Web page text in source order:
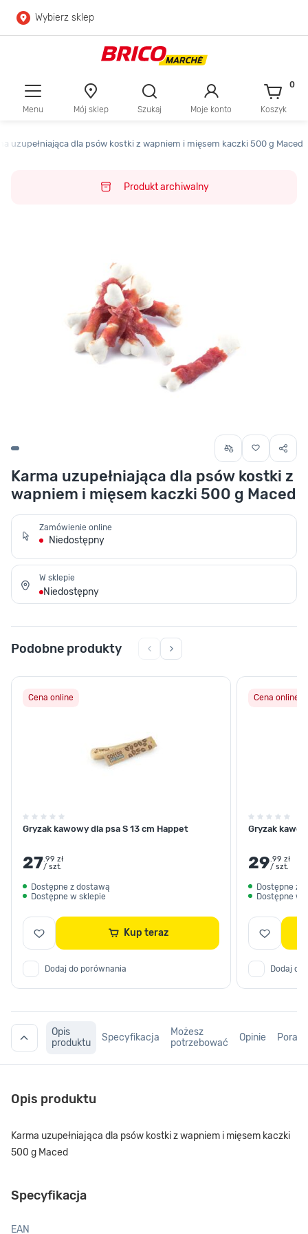
Przejdź do głównej zawartości
Wybierz sklep
Menu Mój sklep Szukaj Moje konto Koszyk
0
uzupełniająca dla psów kostki z wapniem i mięsem kaczki 500 g Maced
Produkt archiwalny
Karma uzupełniająca dla psów kostki z
wapniem i mięsem kaczki 500 g Maced
Zamówienie online
Niedostępny
W sklepie
Niedostępny
Podobne produkty
Cena online
Gryzak kawowy dla psa S 13 cm Happet
27.99 zł
/ szt.
Dostępne z dostawą
Dostępne w sklepie
Kup teraz
Dodaj do porównania
Cena online
Gryzak
29.99 zł
/ szt.
Dostępne z
Dostępne w
Dodaj do
Opis
produktu
Specyfikacja
Możesz
potrzebować
Opinie Porady
Opis produktu
Karma uzupełniająca dla psów kostki z wapniem i mięsem kaczki
500 g Maced
Specyfikacja
EAN